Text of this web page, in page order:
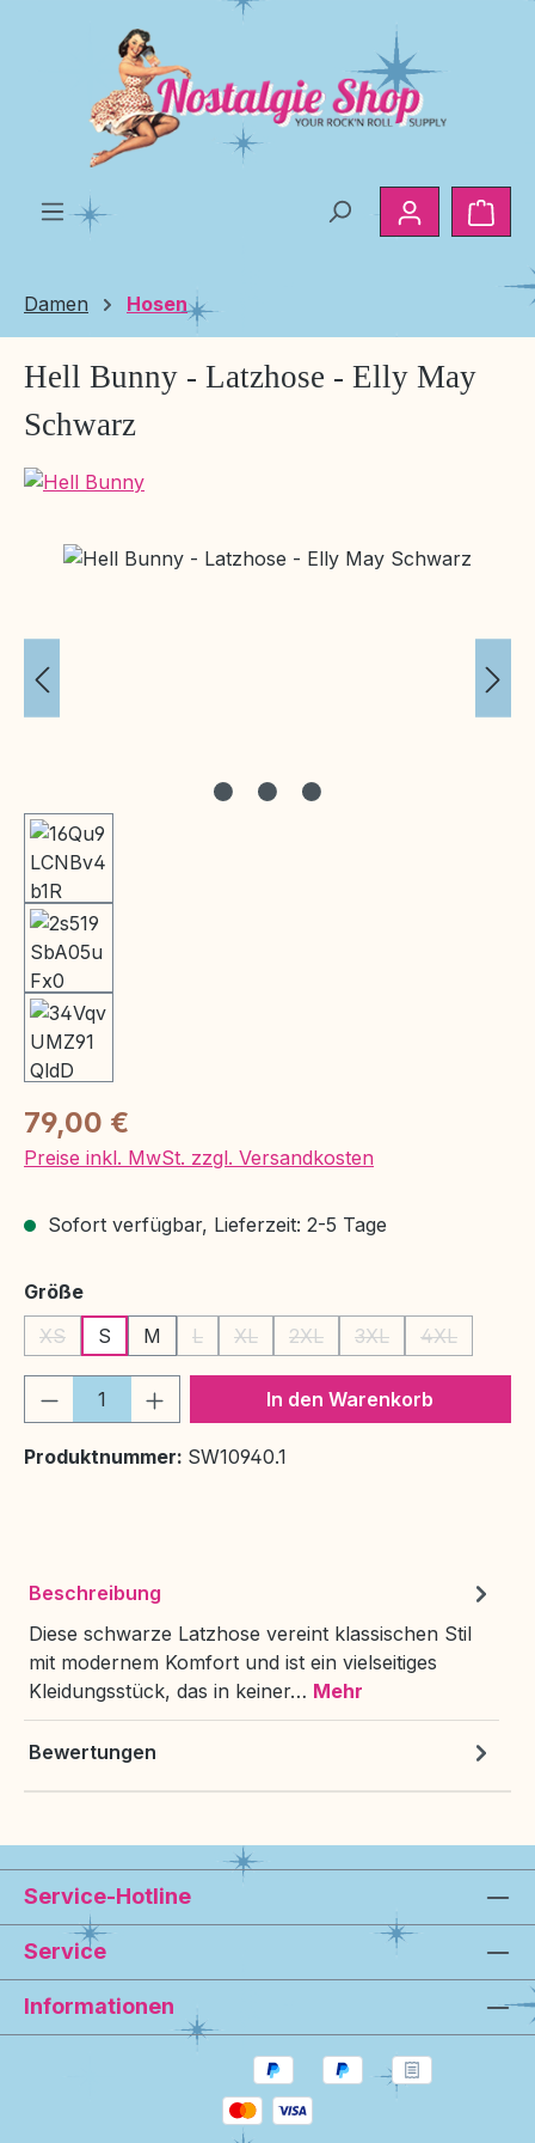
Zum Hauptinhalt springen
Damen Hosen
Hell Bunny - Latzhose - Elly May
Schwarz
Bildergalerie überspringen
Regulärer Preis:
79,00 €
Preise inkl. MwSt. zzgl. Versandkosten
Sofort verfügbar, Lieferzeit: 2-5 Tage
Größeauswählen
XS
(Diese Option ist zurzeit nicht verfügbar.)
S M L
(Diese Option ist zurzeit nicht verfügbar.)
XL
(Diese Option ist zurzeit nicht
2XL
(Diese Option ist zurzeit
3XL
(Diese Option ist
4XL
(Diese
Produkt Anzahl: Gib denIn den Warenkorb
Produktnummer: SW10940.1
Beschreibung
Diese schwarze Latzhose vereint klassischen Stil
mit modernem Komfort und ist ein vielseitiges
Kleidungsstück, das in keiner… Mehr
Bewertungen
Service-Hotline
Service
Informationen